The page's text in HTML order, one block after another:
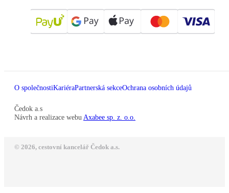
O společnostiKariéraPartnerská sekceOchrana osobních údajů
Čedok a.s
Návrh a realizace webu Axabee sp. z. o.o.
© 2026, cestovní kancelář Čedok a.s.